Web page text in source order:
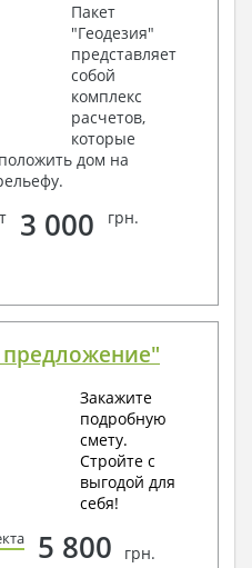
Пакет
"Геодезия"
представляет
собой
комплекс
расчетов,
которые
дом на
3 000 грн.
Закажите
подробную
смету.
Стройте с
выгодой для
себя!
5 800 грн.